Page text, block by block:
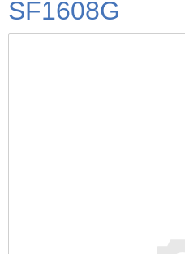
SF1608G